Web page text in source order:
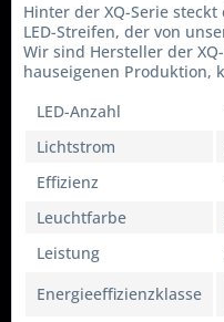
Hinter der XQ-Serie
LED-Streifen, der von
Wir sind Hersteller der
hauseigenen Produktion,
LED-Anzahl
Lichtstrom
Effizienz
Leuchtfarbe
Leistung
Energieeffizienzklasse